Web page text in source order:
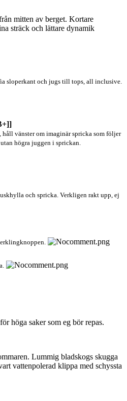
mitten av berget. Kortare
sträck och lättare dynamik
sloperkant och jugs till tops, all inclusive.
vänster om imaginär spricka som följer
högra juggen i sprickan.
och spricka. Verkligen rakt upp, ej
höga saker som eg bör repas.
Lummig bladskogs skugga
vattenpolerad klippa med schyssta